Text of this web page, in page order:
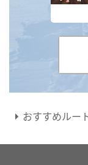
おすすめルー